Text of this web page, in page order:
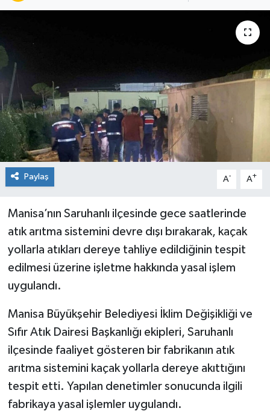
Paylaş A- A+
Manisa’nın Saruhanlı ilçesinde gece saatlerinde
atık arıtma sistemini devre dışı bırakarak, kaçak
yollarla atıkları dereye tahliye edildiğinin tespit
edilmesi üzerine işletme hakkında yasal işlem
uygulandı.
Manisa Büyükşehir Belediyesi İklim Değişikliği ve
Sıfır Atık Dairesi Başkanlığı ekipleri, Saruhanlı
ilçesinde faaliyet gösteren bir fabrikanın atık
arıtma sistemini kaçak yollarla dereye akıttığını
tespit etti. Yapılan denetimler sonucunda ilgili
fabrikaya yasal işlemler uygulandı.